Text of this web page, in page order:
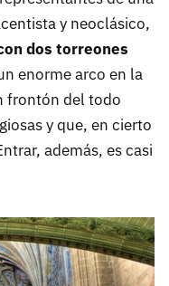
y neoclásico,
dos torreones
enorme arco en la
frontón del todo
y que, en cierto
además, es casi